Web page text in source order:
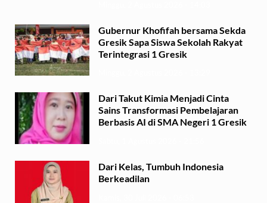
Gubernur Khofifah bersama Sekda
Gresik Sapa Siswa Sekolah Rakyat
Terintegrasi 1 Gresik
Dari Takut Kimia Menjadi Cinta
Sains Transformasi Pembelajaran
Berbasis AI di SMA Negeri 1 Gresik
Dari Kelas, Tumbuh Indonesia
Berkeadilan